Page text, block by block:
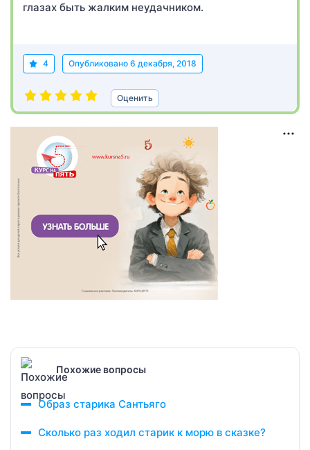
глазах быть жалким неудачником.
4 Опубликовано 6 декабря, 2018
Оценить
Похожие вопросы
Образ старика Сантьяго
Сколько раз ходил старик к морю в сказке?